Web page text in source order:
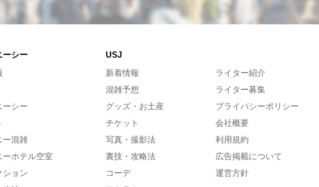
ーシー
USJ
ーシー
ー混雑
ーホテル空室
ション
新着情報
混雑予想
グッズ・お土産
チケット
写真・撮影法
裏技・攻略法
コーデ
ライター紹介
ライター募集
プライバシーポリシー
会社概要
利用規約
広告掲載について
運営方針